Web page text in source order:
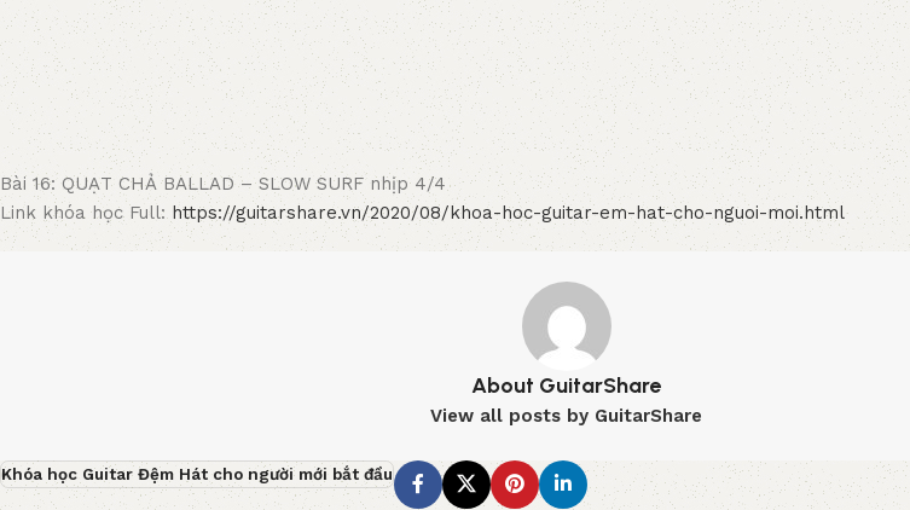
Bài 16: QUẠT CHẢ BALLAD – SLOW SURF nhịp 4/4
Link khóa học Full: https://guitarshare.vn/2020/08/khoa-hoc-guitar-em-hat-cho-nguoi-moi.html
About GuitarShare
View all posts by GuitarShare
Khóa học Guitar Đệm Hát cho người mới bắt đầu